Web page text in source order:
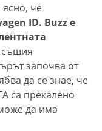
ясно, че
ID. Buzz е
същия
започва от
да се знае, че
са прекалено
да има